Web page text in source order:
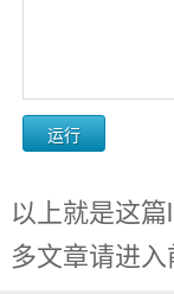
以上就是这
多文章请进